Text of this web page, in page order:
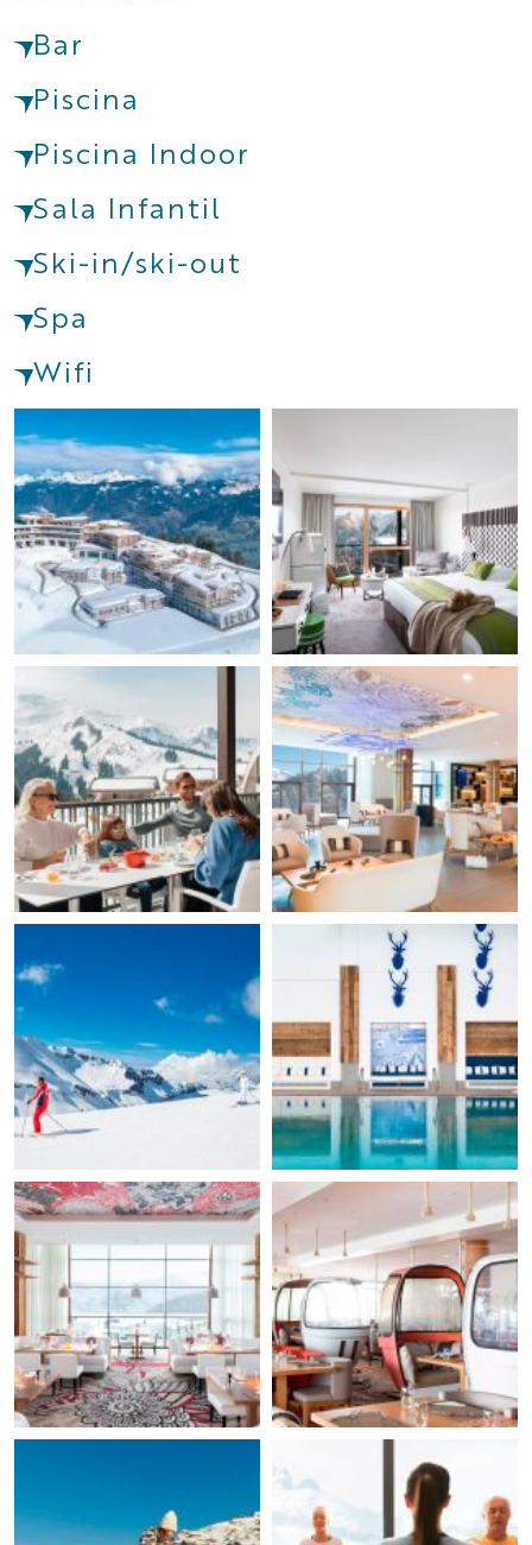
Bar
Piscina
Piscina Indoor
Sala Infantil
Ski-in/ski-out
Spa
Wifi